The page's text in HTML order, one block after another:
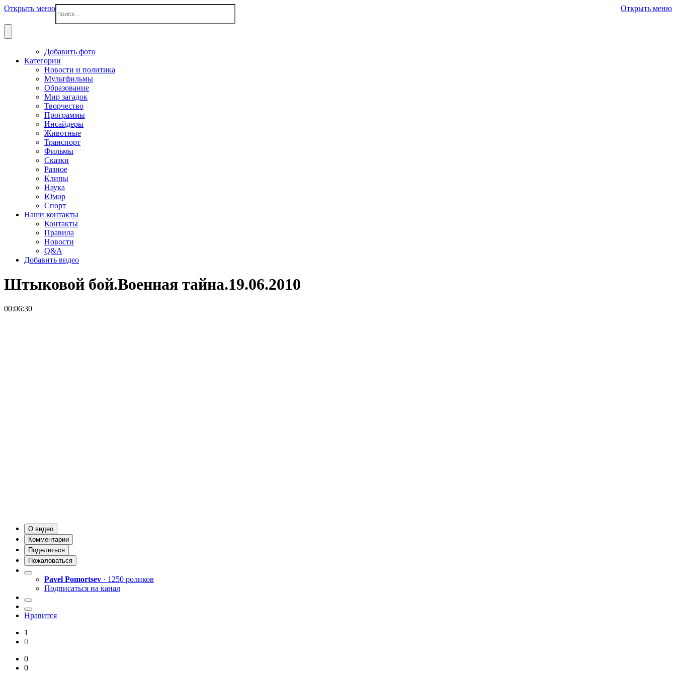
Открыть меню Открыть меню
Добавить фото
Категории
Новости и политика
Мультфильмы
Образование
Мир загадок
Творчество
Программы
Инсайдеры
Животные
Транспорт
Фильмы
Сказки
Разное
Клипы
Наука
Юмор
Спорт
Наши контакты
Контакты
Правила
Новости
Q&A
Добавить видео
Штыковой бой.Военная тайна.19.06.2010
00:06:30
О видео
Комментарии
Поделиться
Пожаловаться
Pavel Pomortsev · 1250 роликов
Подписаться на канал
Нравится
1
0
0
0